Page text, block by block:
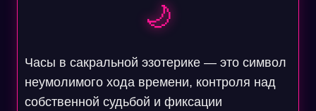
🌙
Часы в сакральной эзотерике — это символ
неумолимого хода времени, контроля над
собственной судьбой и фиксации